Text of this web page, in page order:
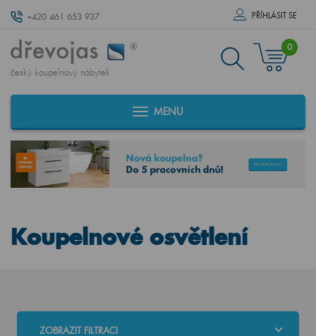
+420 461 653 937 PŘÍHLÁSIT SE
český koupelnový nábytek
0
MENU
Koupelnové osvětlení
ZOBRAZIT FILTRACI